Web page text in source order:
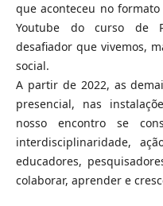
que aconteceu no
Youtube do curso de
desafiador que vivemos,
social.
A partir de 2022, as
presencial, nas
nosso encontro se
interdisciplinaridade,
educadores,
colaborar, aprender e